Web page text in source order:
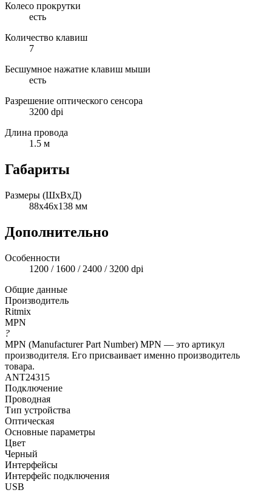
Колесо прокрутки
есть
Количество клавиш
7
Бесшумное нажатие клавиш мыши
есть
Разрешение оптического сенсора
3200 dpi
Длина провода
1.5 м
Габариты
Размеры (ШxВxД)
88x46x138 мм
Дополнительно
Особенности
1200 / 1600 / 2400 / 3200 dpi
Общие данные
Производитель
Ritmix
MPN
?
MPN (Manufacturer Part Number) MPN — это артикул
производителя. Его присваивает именно производитель
товара.
ANT24315
Подключение
Проводная
Тип устройства
Оптическая
Основные параметры
Цвет
Черный
Интерфейсы
Интерфейс подключения
USB